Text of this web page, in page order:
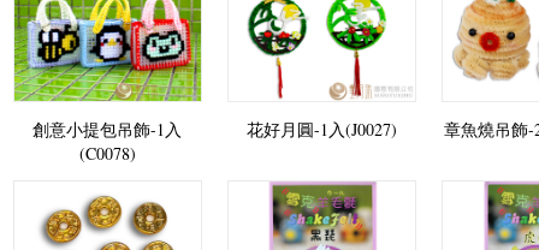
創意小提包吊飾-1入
(C0078)
花好月圓-1入(J0027) 章魚燒吊飾-